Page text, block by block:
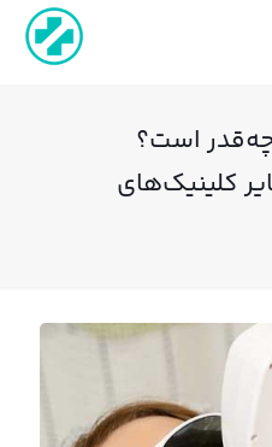
چه‌قدر است؟
کلینیک‌های